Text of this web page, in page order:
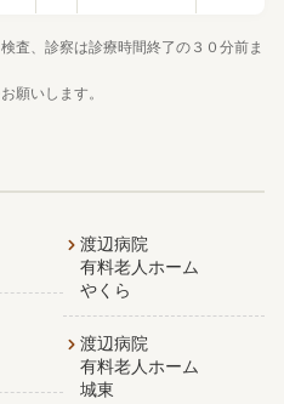
査、診察は診療時間終了の３０分前ま
願いします。
渡辺病院
有料老人ホーム
やくら
渡辺病院
有料老人ホーム
城東